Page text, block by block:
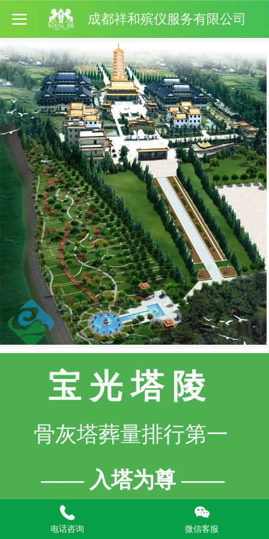
成都祥和殡仪服务有限公司
宝 光 塔 陵
骨灰塔葬量排行第一
—— 入塔为尊 ——
电话咨询 微信客服